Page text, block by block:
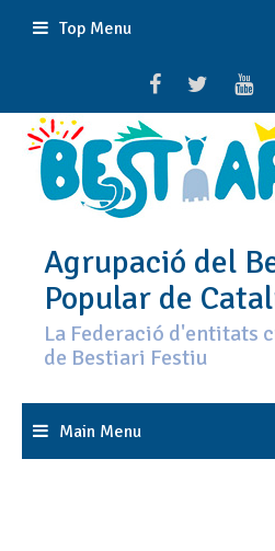
Top Menu
Agrupació del
Popular de
La Federació d'entitats
de Bestiari Festiu
Main Menu